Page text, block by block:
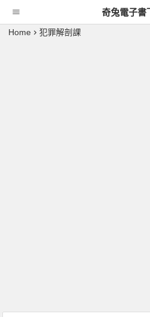
奇兔電子書
Home 犯罪解剖課